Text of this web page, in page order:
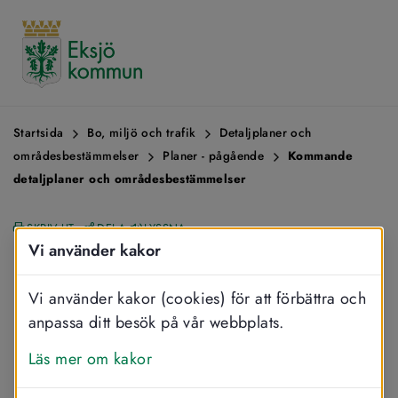
Vi använder kakor
Vi använder kakor (cookies) för att förbättra och
anpassa ditt besök på vår webbplats.
Läs mer om kakor
Startsida Bo, miljö och trafik
Detaljplaner och
områdesbestämmelser
Planer - pågående
Kommande
detaljplaner och områdesbestämmelser
SKRIV UT DELA LYSSNA
Kommande
detaljplaner och
områdesbestämmelser